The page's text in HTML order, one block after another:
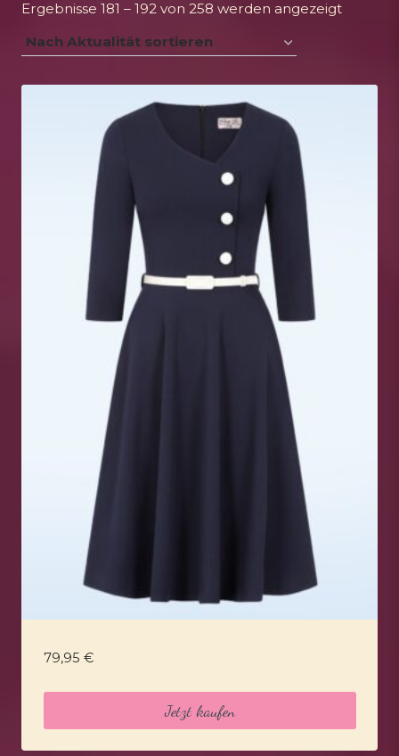
Ergebnisse 181 – 192 von 258 werden angezeigtNach
79,95 €
Jetzt kaufen